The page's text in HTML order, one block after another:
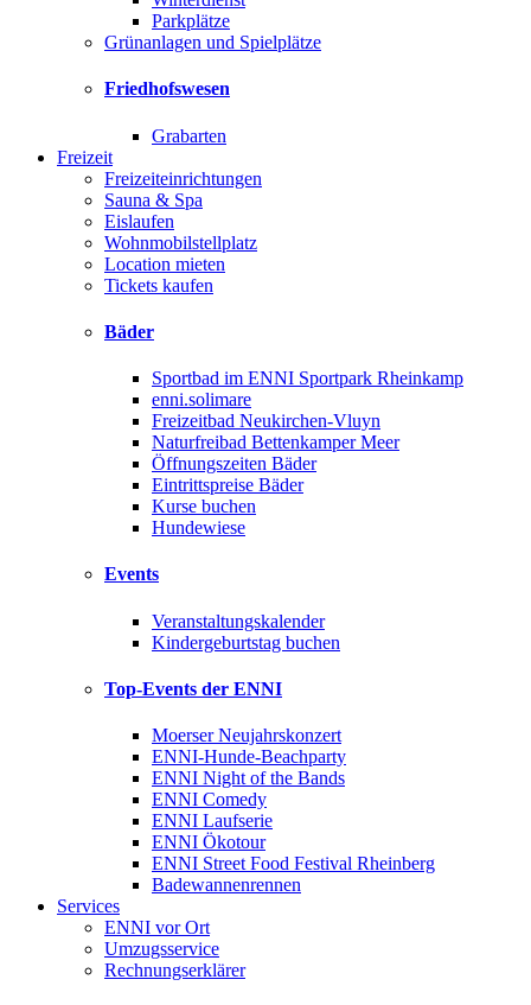
Parkplätze
Grünanlagen und Spielplätze
Friedhofswesen
Grabarten
Freizeit
Freizeiteinrichtungen
Sauna & Spa
Eislaufen
Wohnmobilstellplatz
Location mieten
Tickets kaufen
Bäder
Sportbad im ENNI Sportpark Rheinkamp
enni.solimare
Freizeitbad Neukirchen-Vluyn
Naturfreibad Bettenkamper Meer
Öffnungszeiten Bäder
Eintrittspreise Bäder
Kurse buchen
Hundewiese
Events
Veranstaltungskalender
Kindergeburtstag buchen
Top-Events der ENNI
Moerser Neujahrskonzert
ENNI-Hunde-Beachparty
ENNI Night of the Bands
ENNI Comedy
ENNI Laufserie
ENNI Ökotour
ENNI Street Food Festival Rheinberg
Badewannenrennen
Services
ENNI vor Ort
Umzugsservice
Rechnungserklärer